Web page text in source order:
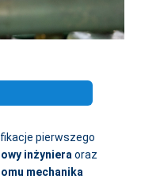
pierwszego
inżyniera oraz
mechanika